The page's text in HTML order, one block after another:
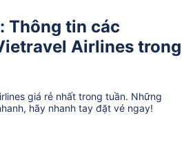
Thông tin các
Airlines trong
giá rẻ nhất trong tuần. Những
hãy nhanh tay đặt vé ngay!